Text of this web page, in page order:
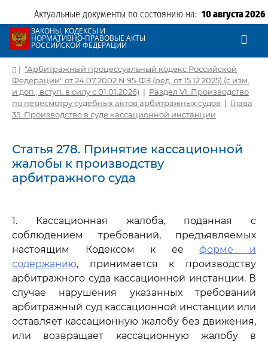
Актуальные документы по состоянию на: 10 августа 2026
ЗАКОНЫ, КОДЕКСЫ И
НОРМАТИВНО-ПРАВОВЫЕ АКТЫ
РОССИЙСКОЙ ФЕДЕРАЦИИ
| "Арбитражный процессуальный кодекс Российской
Федерации" от 24.07.2002 N 95-ФЗ (ред. от 15.12.2025) (с изм.
и доп., вступ. в силу с 01.01.2026) | Раздел VI. Производство
по пересмотру судебных актов арбитражных судов | Глава
35. Производство в суде кассационной инстанции
Статья 278. Принятие кассационной
жалобы к производству
арбитражного суда
1. Кассационная жалоба, поданная с
соблюдением требований, предъявляемых
настоящим Кодексом к ееформе и
содержанию, принимается к производству
арбитражного суда кассационной инстанции. В
случае нарушения указанных требований
арбитражный суд кассационной инстанции или
оставляет кассационную жалобу без движения,
или возвращает кассационную жалобу в